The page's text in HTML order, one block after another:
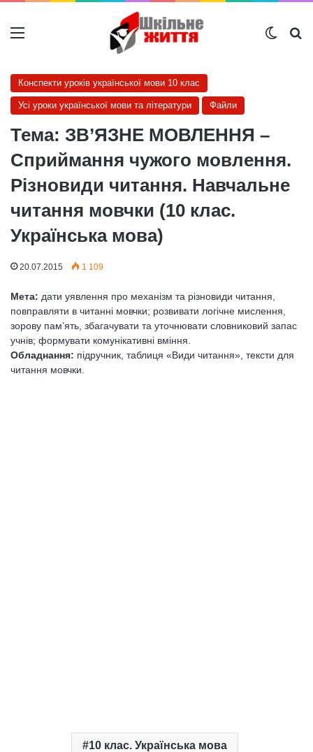
Меню
Конспекти уроків української мови 10 клас
Усі уроки української мови та літератури Файли
Тема: ЗВ’ЯЗНЕ МОВЛЕННЯ –
Сприймання чужого мовлення.
Різновиди читання. Навчальне
читання мовчки (10 клас.
Українська мова)
20.07.2015 1 109
Мета: дати уявлення про механізм та різновиди читання,
повправляти в читанні мовчки; розвивати логічне мислення,
зорову пам’ять, збагачувати та уточнювати словниковий запас
учнів; формувати комунікативні вміння.
Обладнання: підручник, таблиця «Види читання», тексти для
читання мовчки.
10 клас. Українська мова